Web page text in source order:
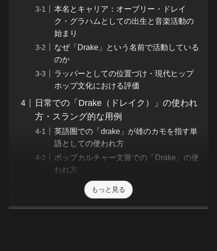
本名とキャリア：オーブリー・ドレイ
ク・グラハムとしての出生と音楽活動の
始まり
なぜ「Drake」という名前で活動している
のか
ラッパーとしての位置づけ・現代ヒップ
ホップ文化における評価
日常での「Drake（ドレイク）」の使われ
方・スラング的な用例
英語圏での「drake」が雄のカモを指す単
語としての使われ方
ポップカルチャー文脈での「Drake」の使
われ方
もっと見る